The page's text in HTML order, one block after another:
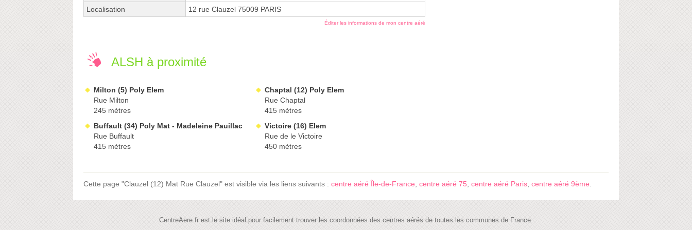
Localisation 12 rue Clauzel 75009 PARIS
Éditer les informations de mon centre aéré
ALSH à proximité
Milton (5) Poly Elem
Rue Milton
245 mètres
Chaptal (12) Poly Elem
Rue Chaptal
415 mètres
Buffault (34) Poly Mat - Madeleine Pauillac
Rue Buffault
415 mètres
Victoire (16) Elem
Rue de le Victoire
450 mètres
Cette page "Clauzel (12) Mat Rue Clauzel" est visible via les liens suivants : centre aéré Île-de-France centre aéré 75 centre aéré Paris centre aéré 9ème
CentreAere.fr est le site idéal pour facilement trouver les coordonnées des centres aérés de toutes les communes de France.